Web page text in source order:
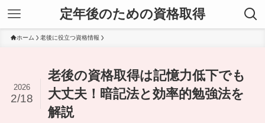
定年後のための資格取得
ホーム 老後に役立つ資格情報
老後の資格取得は記憶力低下でも
大丈夫！暗記法と効率的勉強法を
解説
2026
2/18